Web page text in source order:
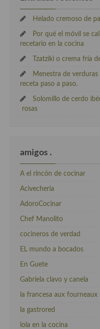
Helado cremoso de
Por qué el móvil se
recetario en la cocina
Tzatziki o crema fría
Menestra de
receta paso a paso.
Solomillo de cerdo
rosas
amigos .
A el rincón de cocinar
Acivecheria
AdoroCocinar
Chef Manolito
cocineros de verdad
EL mundo a bocados
En Guete
Gabriela clavo y canela
la francesa aux fourneaux
la gastrored
lola en la cocina